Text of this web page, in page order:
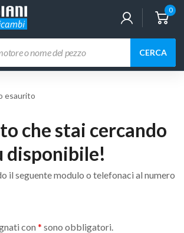
0
CERCA
esaurito
che stai cercando
disponibile!
il seguente modulo o telefonaci al numero
con * sono obbligatori.